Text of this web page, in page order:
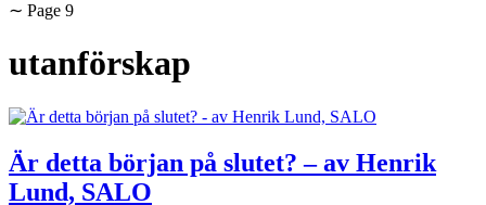
∼ Page 9
utanförskap
Är detta början på slutet? – av Henrik
Lund, SALO